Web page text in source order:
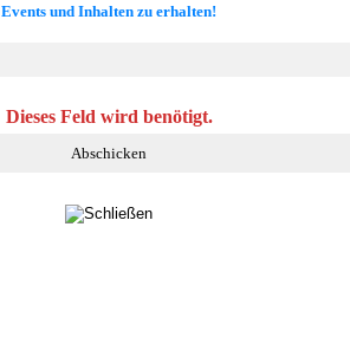
Events und Inhalten zu erhalten!
Dieses Feld wird benötigt.